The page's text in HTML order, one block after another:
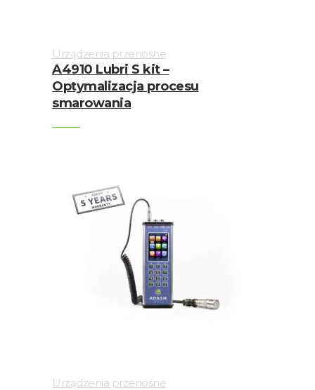
Urządzenia przenośne
A4910 Lubri S kit –
Optymalizacja procesu
smarowania
Urządzenia przenośne